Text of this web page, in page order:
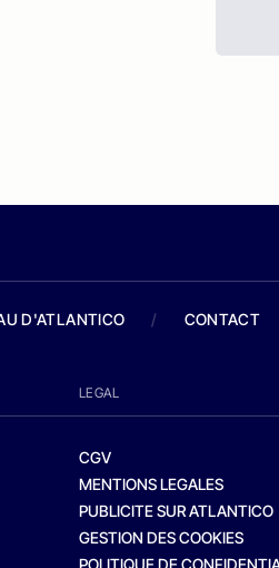
D'ATLANTICO / CONTACT
LEGAL
CGV
MENTIONS LEGALES
PUBLICITE SUR ATLANTICO
GESTION DES COOKIES
POLITIQUE DE